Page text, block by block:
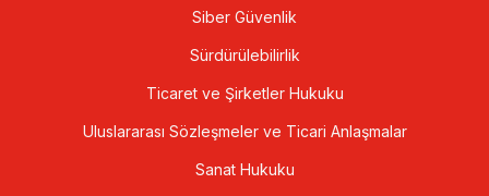
Siber Güvenlik
Sürdürülebilirlik
Ticaret ve Şirketler Hukuku
Uluslararası Sözleşmeler ve Ticari Anlaşmalar
Sanat Hukuku